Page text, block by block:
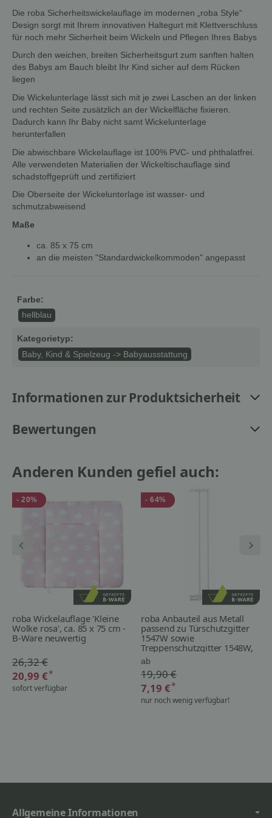
Die roba Sicherheitswickelauflage im modernen „roba Style“
Design sorgt mit Ihrem innovativen Haltegurt mit Klettverschluss
für noch mehr Sicherheit beim Wickeln und Pflegen Ihres Babys
Durch den weichen, breiten Sicherheitsgurt zum sanften halten
des Babys am Bauch bleibt Ihr Kind sicher auf dem Rücken
liegen
Die Wickelunterlage lässt sich mit je zwei Laschen an der linken
und rechten Seite zusätzlich an der Wickelfläche fixieren.
Dadurch kann Ihr Baby nicht samt Wickelunterlage
herunterfallen
Die abwischbare Wickelauflage ist 100% PVC- und phthalatfrei.
Alle verwendeten Materialien der Wickeltischauflage sind
schadstoffgeprüft und zertifiziert
Die Oberseite der Wickelunterlage ist wasser- und
schmutzabweisend
Maße
ca. 85 x 75 cm
an die meisten "Standardwickelkommoden" angepasst
Farbe:
hellblau
Kategorietyp:
Baby, Kind & Spielzeug -> Babyausstattung
Informationen zur Produktsicherheit
Bewertungen
Anderen Kunden gefiel auch:
- 20%
roba Wickelauflage 'Kleine
Wolke rosa', ca. 85 x 75 cm -
B-Ware neuwertig
26,32 €
20,99 €*
sofort verfügbar
- 64%
roba Anbauteil aus Metall
passend zu Türschutzgitter
1547W sowie
Treppenschutzgitter 1548W,
Breite 9 cm, weiß - B-Ware
ab
19,90 €
7,19 €*
nur noch wenig verfügbar!
Allgemeine Informationen